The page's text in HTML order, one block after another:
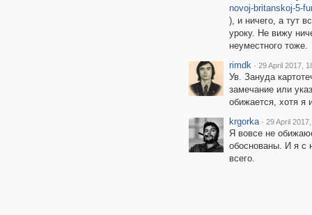
novoj-britanskoj-5-
), и ничего, а тут
уроку. Не вижу
неуместного тоже.
rimdk · 29 April 2017,
Ув. Зануда
замечание или
обижается, хотя я
krgorka · 29 April
Я вовсе не
обоснованы. И я с
всего.